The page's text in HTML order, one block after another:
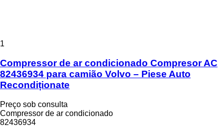
1
Compressor de ar condicionado Compresor AC
82436934 para camião Volvo – Piese Auto
Recondiționate
Preço sob consulta
Compressor de ar condicionado
82436934